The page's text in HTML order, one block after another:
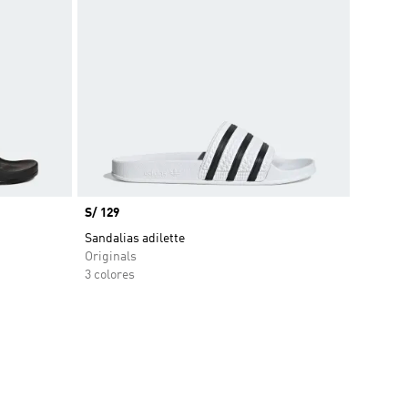
Precio
S/ 129
Sandalias adilette
Originals
3 colores